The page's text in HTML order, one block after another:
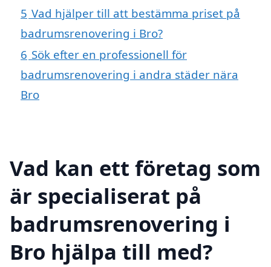
5 Vad hjälper till att bestämma priset på
badrumsrenovering i Bro?
6 Sök efter en professionell för
badrumsrenovering i andra städer nära
Bro
Vad kan ett företag som
är specialiserat på
badrumsrenovering i
Bro hjälpa till med?